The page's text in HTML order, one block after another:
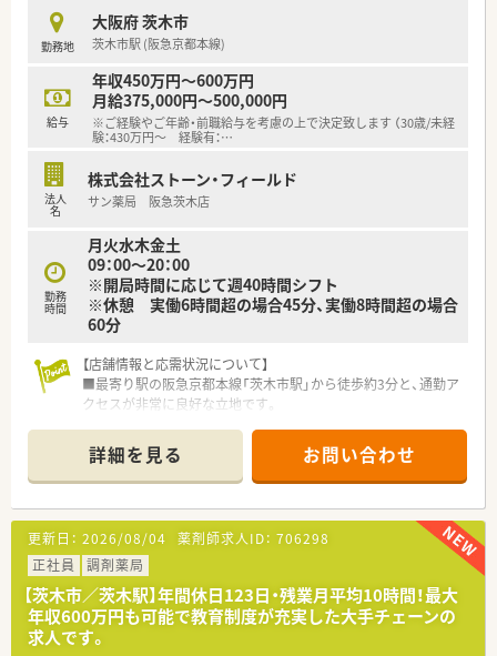
■残業時間は月平均10時間程度と少なく、15分単位で計算され
るためサービス残業はありません
■転居を伴う異動はないため、住み慣れた地域で腰を据えて長く
働き続けることが可能です
勤務地
大阪府 茨木市
茨木市駅 (阪急京都本線)
給与
年収450万円～600万円
月給375,000円～500,000円
※ご経験やご年齢・前職給与を考慮の上で決定致します （30歳/未経
験：430万円～ 経験有：…
法人
名
株式会社ストーン・フィールド
サン薬局 阪急茨木店
勤務
時間
月火水木金土
09：00～20：00
※開局時間に応じて週40時間シフト
※休憩 実働6時間超の場合45分、実働8時間超の場合
60分
【店舗情報と応需状況について】
■最寄り駅の阪急京都本線「茨木市駅」から徒歩約3分と、通勤ア
クセスが非常に良好な立地です。
から30枚程度となっています。
■薬剤師は常勤2名、管理栄養士2名が在籍しており、協力しなが
ら業務に取り組む体制です。
【職場環境と雰囲気】
■従業員の7割が20代から30代で構成されており、活気があって
コミュニケーションが活発です。
■社員同士の交流を大切にしており、懇親会なども開催されるア
ットホームな雰囲気が魅力です。
■風通しの良い社風で離職率は3.4%と非常に低く、長く安心し
て働き続けられる環境です。
詳細を見る お問い合わせ
更新日： 2026/08/04 薬剤師求人ID： 706298
正社員
調剤薬局
【茨木市／茨木駅】年間休日123日・残業月平均10時間！最大
年収600万円も可能で教育制度が充実した大手チェーンの
求人です。